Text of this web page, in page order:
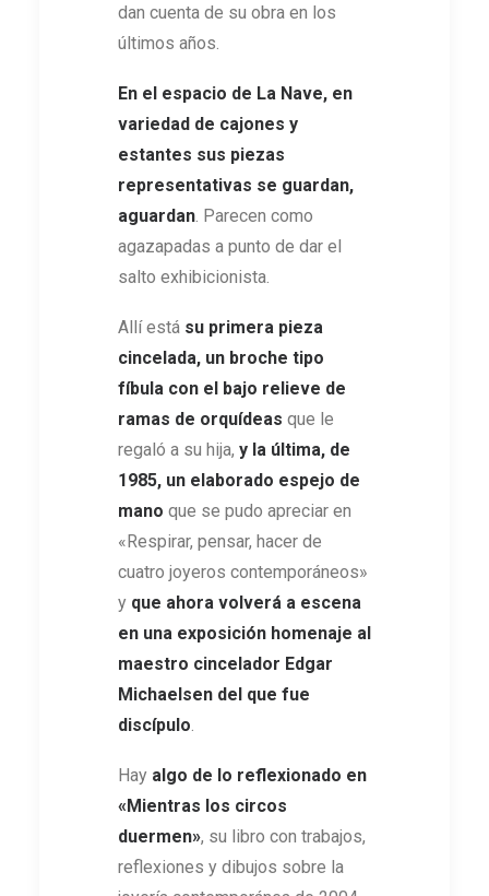
dan cuenta de su obra en los
últimos años.
En el espacio de La Nave, en
variedad de cajones y
estantes sus piezas
representativas se guardan,
aguardan. Parecen como
agazapadas a punto de dar el
salto exhibicionista.
Allí está su primera pieza
cincelada, un broche tipo
fíbula con el bajo relieve de
ramas de orquídeas que le
regaló a su hija, y la última, de
1985, un elaborado espejo de
mano que se pudo apreciar en
«Respirar, pensar, hacer de
cuatro joyeros contemporáneos»
y que ahora volverá a escena
en una exposición homenaje al
maestro cincelador Edgar
Michaelsen del que fue
discípulo.
Hay algo de lo reflexionado en
«Mientras los circos
duermen», su libro con trabajos,
reflexiones y dibujos sobre la